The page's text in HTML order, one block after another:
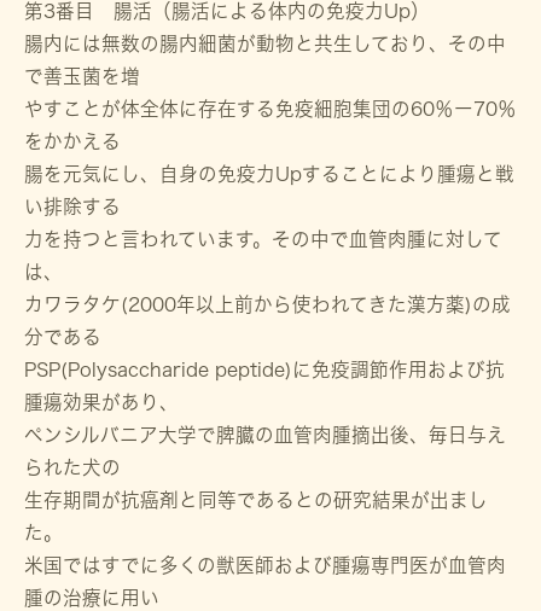
第3番目 腸活（腸活による体内の免疫力Up）
腸内には無数の腸内細菌が動物と共生しており、その中
で善玉菌を増
やすことが体全体に存在する免疫細胞集団の60％ー70％
をかかえる
腸を元気にし、自身の免疫力Upすることにより腫瘍と戦
い排除する
力を持つと言われています。その中で血管肉腫に対して
は、
カワラタケ(2000年以上前から使われてきた漢方薬)の成
分である
PSP(Polysaccharide peptide)に免疫調節作用および抗
腫瘍効果があり、
ペンシルバニア大学で脾臓の血管肉腫摘出後、毎日与え
られた犬の
生存期間が抗癌剤と同等であるとの研究結果が出まし
た。
米国ではすでに多くの獣医師および腫瘍専門医が血管肉
腫の治療に用い